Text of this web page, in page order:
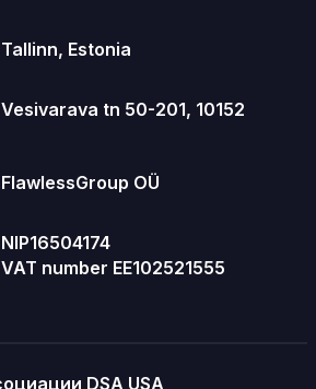
Tallinn, Estonia
Vesivarava tn 50-201, 10152
FlawlessGroup OÜ
NIP16504174
VAT number EE102521555
DSA USA